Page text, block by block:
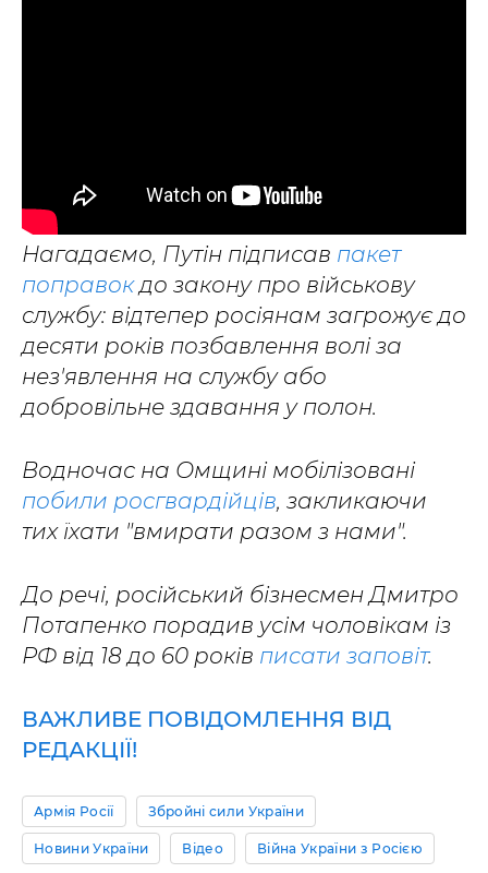
Нагадаємо, Путін підписав пакет
поправокдо закону про військову
службу: відтепер росіянам загрожує до
десяти років позбавлення волі за
нез'явлення на службу або
добровільне здавання у полон.
Водночас на Омщині мобілізовані
побили росгвардійців, закликаючи
тих їхати "вмирати разом з нами".
До речі, російський бізнесмен Дмитро
Потапенко порадив усім чоловікам із
РФ від 18 до 60 років писати заповіт.
ВАЖЛИВЕ ПОВІДОМЛЕННЯ ВІД
РЕДАКЦІЇ!
Армія Росії Збройні сили України
Новини України Відео Війна України з Росією